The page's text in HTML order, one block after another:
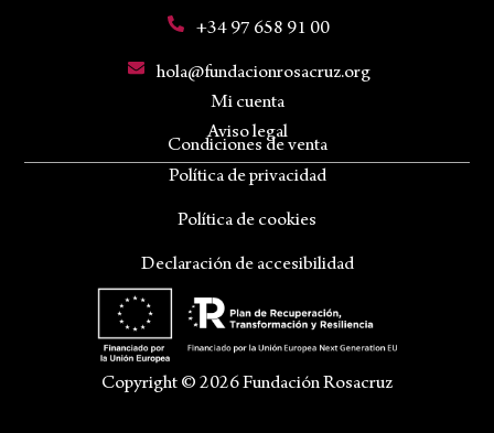
+34 97 658 91 00
hola@fundacionrosacruz.org
Mi cuenta
Condiciones de venta
Aviso legal
Política de privacidad
Política de cookies
Declaración de accesibilidad
Copyright © 2026 Fundación Rosacruz